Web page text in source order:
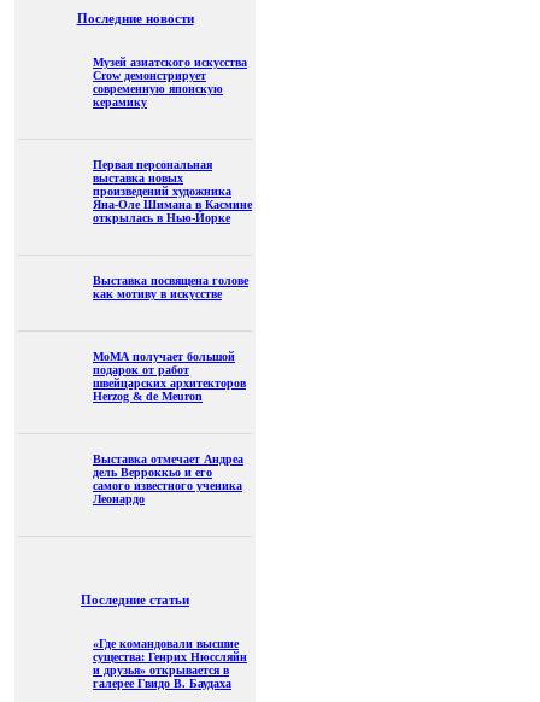
Последние новости
Музей азиатского искусства
Crow демонстрирует
современную японскую
керамику
Первая персональная
выставка новых
произведений художника
Яна-Оле Шимана в Касмине
открылась в Нью-Йорке
Выставка посвящена голове
как мотиву в искусстве
МоМА получает большой
подарок от работ
швейцарских архитекторов
Herzog & de Meuron
Выставка отмечает Андреа
дель Верроккьо и его
самого известного ученика
Леонардо
Последние статьи
«Где командовали высшие
существа: Генрих Нюссляйн
и друзья» открывается в
галерее Гвидо В. Баудаха